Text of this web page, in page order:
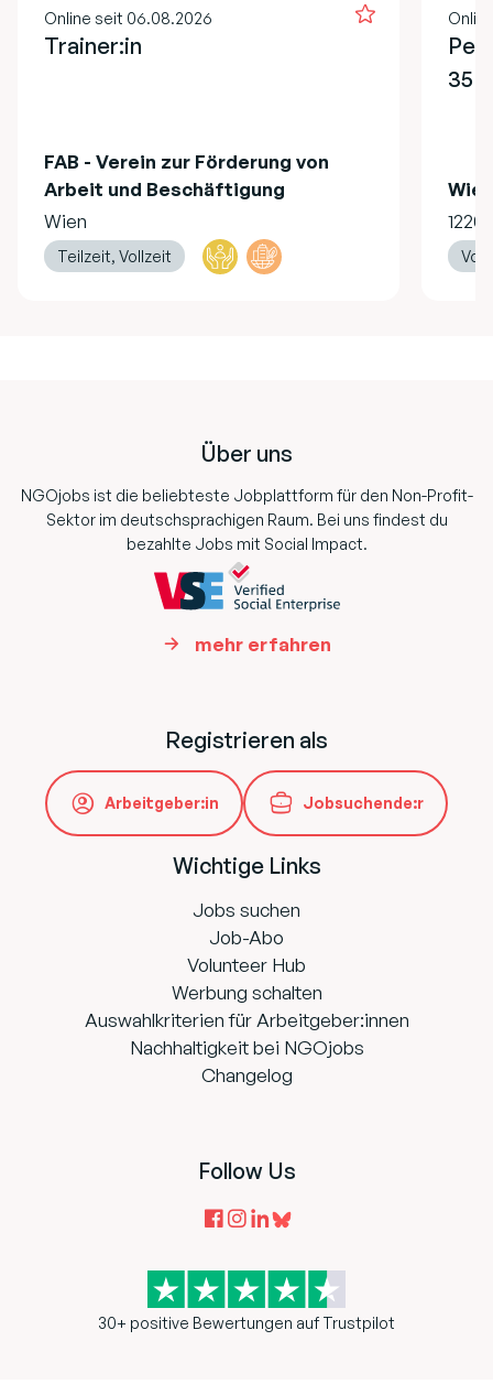
Online seit 06.08.2026
Trainer:in
FAB - Verein zur Förderung von
Arbeit und Beschäftigung
Wien
Teilzeit, Vollzeit
35 -
1220
Über uns
NGOjobs ist die beliebteste Jobplattform für den Non-Profit-
Sektor im deutschsprachigen Raum. Bei uns findest du
bezahlte Jobs mit Social Impact.
mehr erfahren
Registrieren als
Arbeitgeber:in Jobsuchende:r
Wichtige Links
Jobs suchen
Job-Abo
Volunteer Hub
Werbung schalten
Auswahlkriterien für Arbeitgeber:innen
Nachhaltigkeit bei NGOjobs
Changelog
Follow Us
30+ positive Bewertungen auf Trustpilot